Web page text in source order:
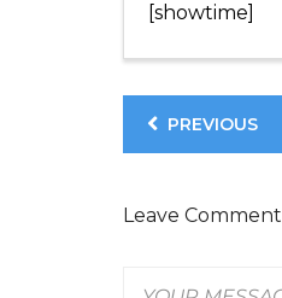
[showtime]
PREVIOUS
Leave Comment